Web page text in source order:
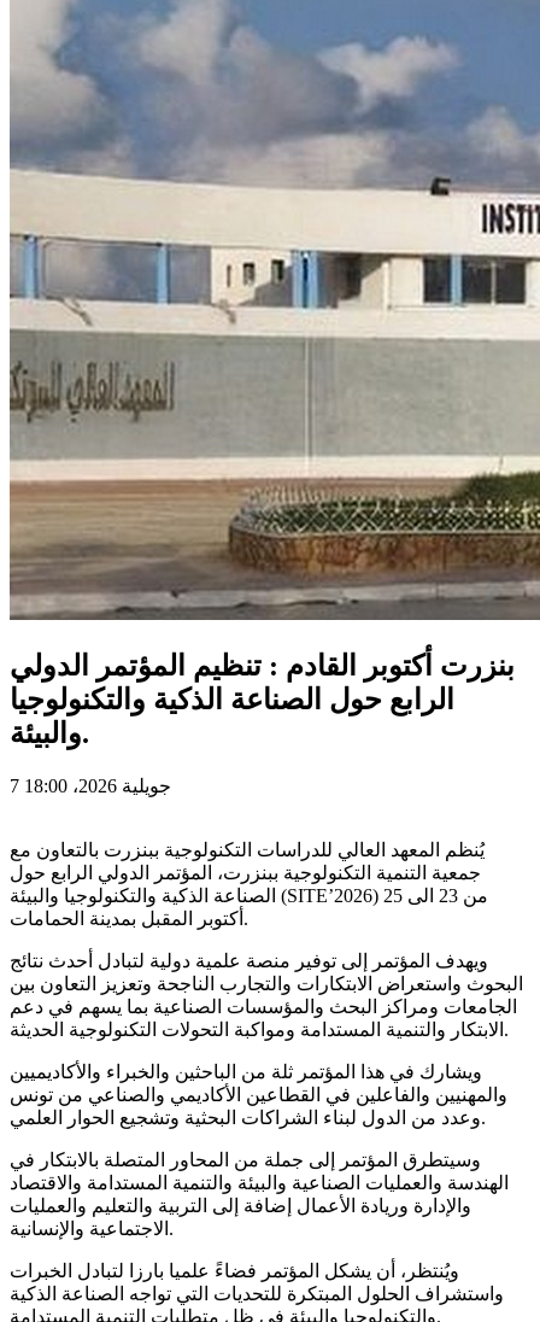
بنزرت أكتوبر القادم : تنظيم المؤتمر الدولي
الرابع حول الصناعة الذكية والتكنولوجيا
والبيئة.
7 جويلية 2026، 18:00
يُنظم المعهد العالي للدراسات التكنولوجية ببنزرت بالتعاون مع
جمعية التنمية التكنولوجية ببنزرت، المؤتمر الدولي الرابع حول
الصناعة الذكية والتكنولوجيا والبيئة (SITE’2026) من 23 الى 25
أكتوبر المقبل بمدينة الحمامات.
ويهدف المؤتمر إلى توفير منصة علمية دولية لتبادل أحدث نتائج
البحوث واستعراض الابتكارات والتجارب الناجحة وتعزيز التعاون بين
الجامعات ومراكز البحث والمؤسسات الصناعية بما يسهم في دعم
الابتكار والتنمية المستدامة ومواكبة التحولات التكنولوجية الحديثة.
ويشارك في هذا المؤتمر ثلة من الباحثين والخبراء والأكاديميين
والمهنيين والفاعلين في القطاعين الأكاديمي والصناعي من تونس
وعدد من الدول لبناء الشراكات البحثية وتشجيع الحوار العلمي.
وسيتطرق المؤتمر إلى جملة من المحاور المتصلة بالابتكار في
الهندسة والعمليات الصناعية والبيئة والتنمية المستدامة والاقتصاد
والإدارة وريادة الأعمال إضافة إلى التربية والتعليم والعمليات
الاجتماعية والإنسانية.
ويُنتظر، أن يشكل المؤتمر فضاءً علميا بارزا لتبادل الخبرات
واستشراف الحلول المبتكرة للتحديات التي تواجه الصناعة الذكية
والتكنولوجيا والبيئة في ظل متطلبات التنمية المستدامة.